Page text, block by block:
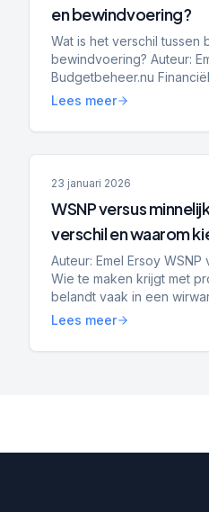
en bewindvoering?
Wat is het verschil tussen
bewindvoering? Auteur:
Budgetbeheer.nu
iedereen overkomen.
Lees meer
23 januari 2026
WSNP versus
verschil en waarom
mensen voor
Auteur: Emel Ersoy
Wie te maken krijgt met
belandt vaak in een
trajecten. Twee
Lees meer